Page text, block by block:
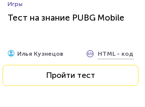
Игры
Тест на знание PUBG Mobile
Илья Кузнецов HTML - код
Пройти тест